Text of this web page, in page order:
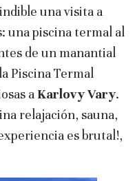
una visita a
una piscina termal al
de un manantial
Piscina Termal
a Karlovy Vary.
relajación, sauna,
es brutal!,